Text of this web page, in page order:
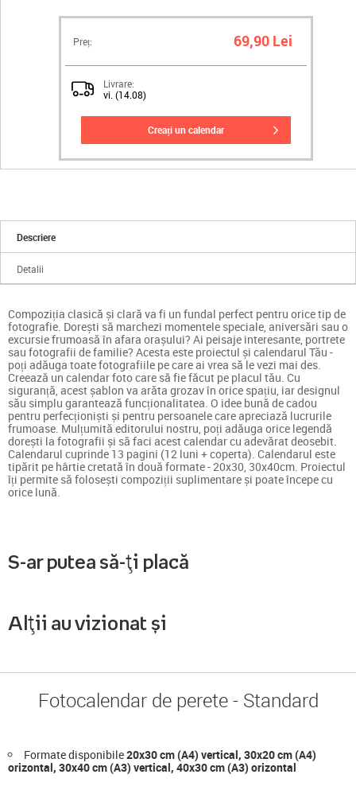
Preț: 69,90 Lei
Livrare:
vi. (14.08)
creați un calendar
Descriere
Detalii
Compoziția clasică și clară va fi un fundal perfect pentru orice tip de
fotografie. Dorești să marchezi momentele speciale, aniversări sau o
excursie frumoasă în afara orașului? Ai peisaje interesante, portrete
sau fotografii de familie? Acesta este proiectul și calendarul Tău -
poți adăuga toate fotografiile pe care ai vrea să le vezi mai des.
Creează un calendar foto care să fie făcut pe placul tău. Cu
siguranță, acest șablon va arăta grozav în orice spațiu, iar designul
său simplu garantează funcționalitatea. O idee bună de cadou
pentru perfecționiști și pentru persoanele care apreciază lucrurile
frumoase. Mulțumită editorului nostru, poți adăuga orice legendă
dorești la fotografii și să faci acest calendar cu adevărat deosebit.
Calendarul cuprinde 13 pagini (12 luni + coperta). Calendarul este
tipărit pe hârtie cretată în două formate - 20x30, 30x40cm. Proiectul
îți permite să folosești compoziții suplimentare și poate începe cu
orice lună.
S-ar putea să-ți placă
Alții au vizionat și
Fotocalendar de perete - Standard
Formate disponibile20x30 cm (A4) vertical, 30x20 cm (A4)
orizontal, 30x40 cm (A3) vertical, 40x30 cm (A3) orizontal